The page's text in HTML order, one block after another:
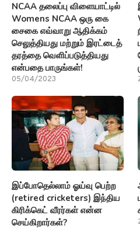
NCAA தலைப்பு விளையாட்டில்
Womens NCAA ஒரு கை
சைகை எவ்வாறு ஆதிக்கம்
செலுத்தியது மற்றும் இரட்டைத்
தரத்தை வெளிப்படுத்தியது
என்பதை பாருங்கள்!
05/04/2023
இப்போதெல்லாம் ஓய்வு பெற்ற
(retired cricketers) இந்திய
கிரிக்கெட் வீரர்கள் என்ன
செய்கிறார்கள்?